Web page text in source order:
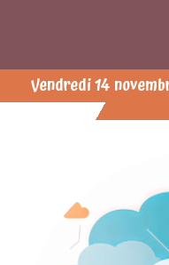
Vendredi 14